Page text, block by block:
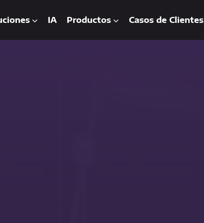
IA Productos Casos de Clientes